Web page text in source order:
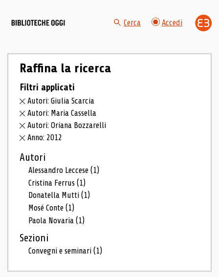
Cerca Accedi
Raffina la ricerca
Filtri applicati
Autori: Giulia Scarcia
Autori: Maria Cassella
Autori: Oriana Bozzarelli
Anno: 2012
Autori
Alessandro Leccese(1)
Cristina Ferrus(1)
Donatella Mutti(1)
Mosé Conte(1)
Paola Novaria(1)
Sezioni
Convegni e seminari(1)